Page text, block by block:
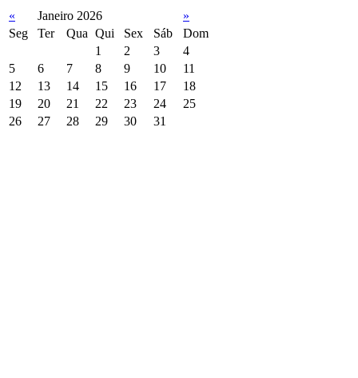
« Janeiro 2026
»
Seg
Ter Qua Qui Sex Sáb
Dom
1
2 3
4
5
6 7 8 9 10
11
12
13 14 15 16 17
18
19
20 21 22 23 24
25
26
27 28 29 30 31